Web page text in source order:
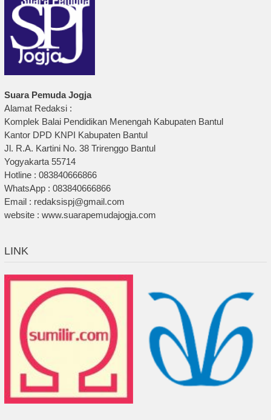
Suara Pemuda Jogja
Alamat Redaksi :
Komplek Balai Pendidikan Menengah Kabupaten Bantul
Kantor DPD KNPI Kabupaten Bantul
Jl. R.A. Kartini No. 38 Trirenggo Bantul
Yogyakarta 55714
Hotline : 083840666866
WhatsApp : 083840666866
Email : redaksispj@gmail.com
website : www.suarapemudajogja.com
LINK